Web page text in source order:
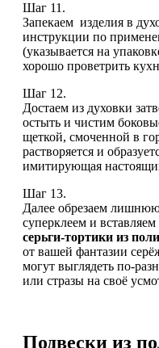
Шаг 11.
Запекаем изделия в
инструкции по
(указывается на
хорошо проветрить
Шаг 12.
Достаем из духовки
остыть и чистим
щеткой, смоченной в
растворяется и
имитирующая
Шаг 13.
Далее обрезаем
суперклеем и
серьги-тортики из
от вашей фантазии
могут выглядеть по-
или стразы на своё
Подвески из